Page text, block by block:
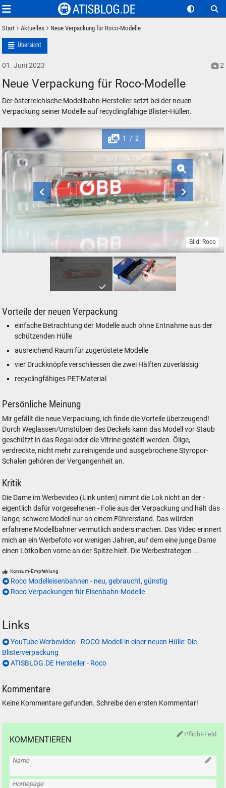
Start Aktuelles Neue Verpackung für Roco-Modelle
Übersicht
01. Juni 2023 2
Neue Verpackung für Roco-Modelle
Der österreichische Modellbahn-Hersteller setzt bei der neuen
Verpackung seiner Modelle auf recyclingfähige Blister-Hüllen.
Roco Verpackung 2023 Blister Modelleisenbahn Lokomotive
Bild: Roco
1 / 2
Vorteile der neuen Verpackung
einfache Betrachtung der Modelle auch ohne Entnahme aus der
schützenden Hülle
ausreichend Raum für zugerüstete Modelle
vier Druckknöpfe verschliessen die zwei Hälften zuverlässig
recyclingfähiges PET-Material
Persönliche Meinung
Mir gefällt die neue Verpackung, ich finde die Vorteile überzeugend!
Durch Weglassen/Umstülpen des Deckels kann das Modell vor Staub
geschützt in das Regal oder die Vitrine gestellt werden. Ölige,
verdreckte, nicht mehr zu reinigende und ausgebrochene Styropor-
Schalen gehören der Vergangenheit an.
Kritik
Die Dame im Werbevideo (Link unten) nimmt die Lok nicht an der -
eigentlich dafür vorgesehenen - Folie aus der Verpackung und hält das
lange, schwere Modell nur an einem Führerstand. Das würden
erfahrene Modellbahner vermutlich anders machen. Das Video erinnert
mich an ein Werbefoto vor wenigen Jahren, auf dem eine junge Dame
einen Lötkolben vorne an der Spitze hielt. Die Werbestrategen ...
Konsum-Empfehlung
Roco Modelleisenbahnen - neu, gebraucht, günstig
Roco Verpackungen für Eisenbahn-Modelle
Links
YouTube Werbevideo - ROCO-Modell in einer neuen Hülle: Die
Blisterverpackung
ATISBLOG.DE Hersteller - Roco
Kommentare
Keine Kommentare gefunden. Schreibe den ersten Kommentar!
Pflicht-Feld
KOMMENTIEREN
Name
Homepage